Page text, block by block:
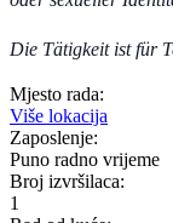
Die Tätigkeit ist für
Mjesto rada:
Više lokacija
Zaposlenje:
Puno radno vrijeme
Broj izvršilaca:
1